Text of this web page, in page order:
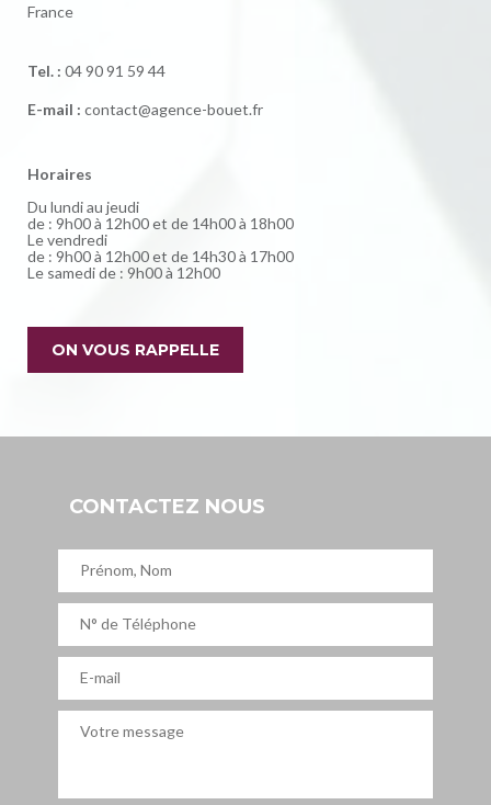
France
Tel. : 04 90 91 59 44
E-mail : contact@agence-bouet.fr
Horaires
Du lundi au jeudi
de : 9h00 à 12h00 et de 14h00 à 18h00
Le vendredi
de : 9h00 à 12h00 et de 14h30 à 17h00
Le samedi de : 9h00 à 12h00
ON VOUS RAPPELLE
CONTACTEZ NOUS